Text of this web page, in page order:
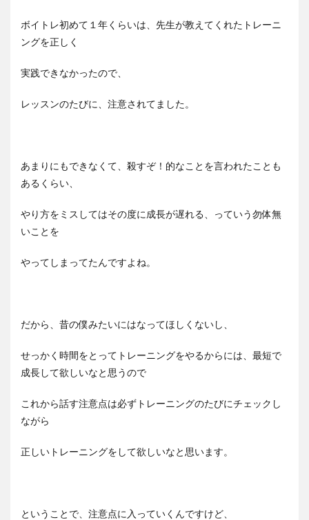
ボイトレ初めて１年くらいは、先生が教えてくれたトレーニ
ングを正しく
実践できなかったので、
レッスンのたびに、注意されてました。
あまりにもできなくて、殺すぞ！的なことを言われたことも
あるくらい、
やり方をミスしてはその度に成長が遅れる、っていう勿体無
いことを
やってしまってたんですよね。
だから、昔の僕みたいにはなってほしくないし、
せっかく時間をとってトレーニングをやるからには、最短で
成長して欲しいなと思うので
これから話す注意点は必ずトレーニングのたびにチェックし
ながら
正しいトレーニングをして欲しいなと思います。
ということで、注意点に入っていくんですけど、